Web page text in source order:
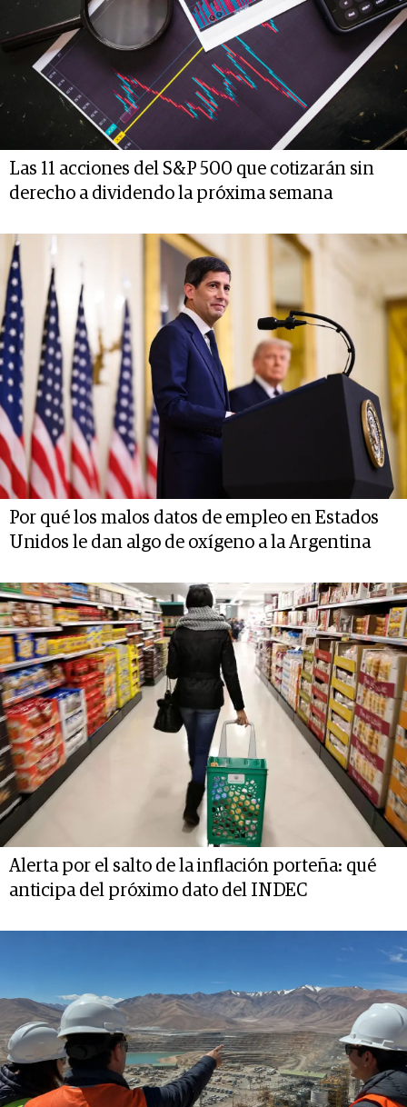
Las 11 acciones del S&P 500 que cotizarán sin
derecho a dividendo la próxima semana
Por qué los malos datos de empleo en Estados
Unidos le dan algo de oxígeno a la Argentina
Alerta por el salto de la inflación porteña: qué
anticipa del próximo dato del INDEC